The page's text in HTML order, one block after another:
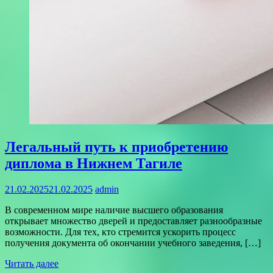
Легальный путь к приобретению
диплома в Нижнем Тагиле
21.02.202521.02.2025 admin
В современном мире наличие высшего образования
открывает множество дверей и предоставляет разнообразные
возможности. Для тех, кто стремится ускорить процесс
получения документа об окончании учебного заведения, […]
Читать далее